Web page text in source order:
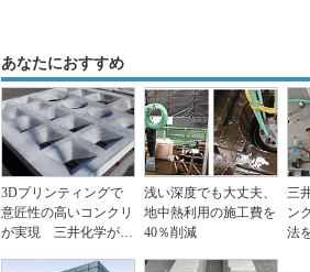
あなたにおすすめ
3Dプリンティングで
意匠性の高いコンクリ
が実現 三井化学が型
浅い深度でも大丈夫、
地中熱利用の施工費を
40％削減
三
ン
法